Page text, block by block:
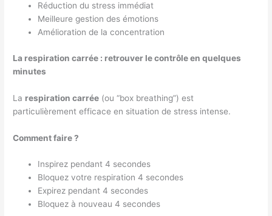
Réduction du stress immédiat
Meilleure gestion des émotions
Amélioration de la concentration
La respiration carrée : retrouver le contrôle en quelques
minutes
La respiration carrée (ou “box breathing”) est
particulièrement efficace en situation de stress intense.
Comment faire ?
Inspirez pendant 4 secondes
Bloquez votre respiration 4 secondes
Expirez pendant 4 secondes
Bloquez à nouveau 4 secondes